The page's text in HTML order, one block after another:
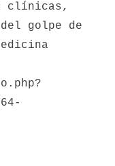
clínicas,
golpe de